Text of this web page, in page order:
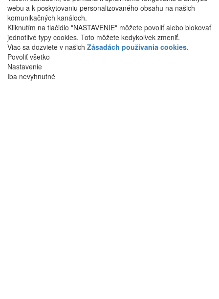
webu a k poskytovaniu personalizovaného obsahu na našich
komunikačných kanáloch.
Kliknutím na tlačidlo "NASTAVENIE" môžete povoliť alebo blokovať
jednotlivé typy cookies. Toto môžete kedykoľvek zmeniť.
Viac sa dozviete v našich Zásadách používania cookies.
Povoliť všetko
Nastavenie
Iba nevyhnutné